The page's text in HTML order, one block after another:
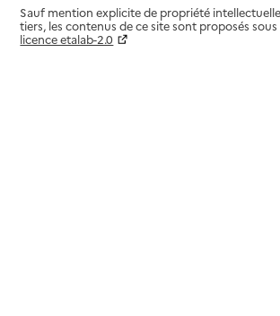
Sauf mention explicite de propriété
tiers, les contenus de ce site sont proposés sous
licence etalab-2.0